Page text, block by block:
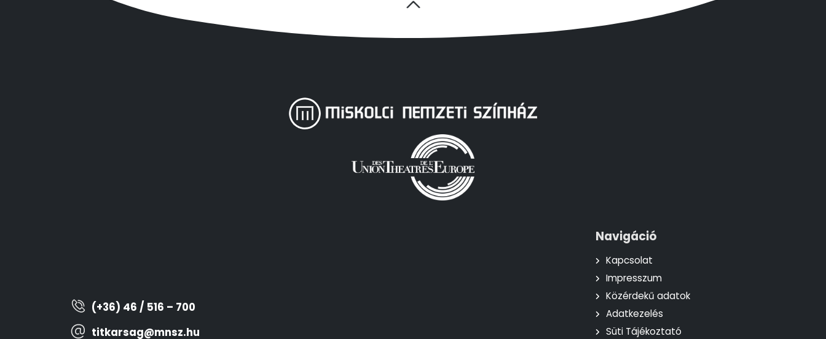
(+36) 46 / 516 – 700
titkarsag@mnsz.hu
Navigáció
Kapcsolat
Impresszum
Közérdekű adatok
Adatkezelés
Süti Tájékoztató